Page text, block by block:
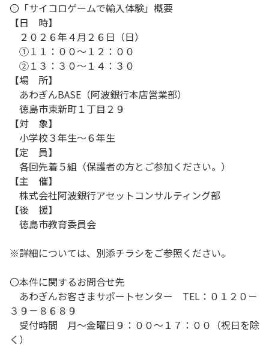
〇「サイコロゲームで輸入体験」概要
【日 時】
２０２６年４月２６日（日）
①１１：００～１２：００
②１３：３０～１４：３０
【場 所】
あわぎんBASE（阿波銀行本店営業部）
徳島市東新町１丁目２９
【対 象】
小学校３年生～６年生
【定 員】
各回先着５組（保護者の方とご参加ください。）
【主 催】
株式会社阿波銀行アセットコンサルティング部
【後 援】
徳島市教育委員会
※詳細については、別添チラシをご参照ください。
〇本件に関するお問合せ先
あわぎんお客さまサポートセンター TEL：０１２０－
３９－８６８９
受付時間 月～金曜日９：００～１７：００（祝日を除
く）